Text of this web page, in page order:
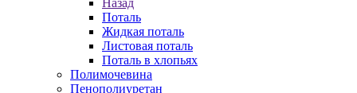
Назад
Поталь
Жидкая поталь
Листовая поталь
Поталь в хлопьях
Полимочевина
Пенополиуретан